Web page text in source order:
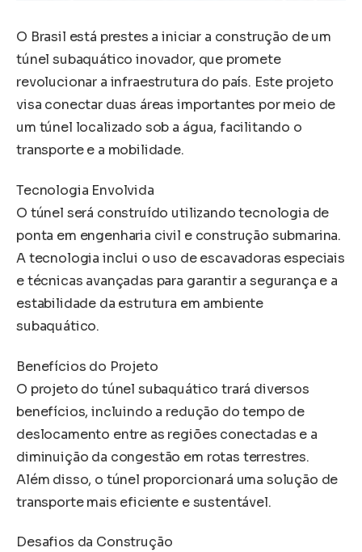
O Brasil está prestes a iniciar a construção de um
túnel subaquático inovador, que promete
revolucionar a infraestrutura do país. Este projeto
visa conectar duas áreas importantes por meio de
um túnel localizado sob a água, facilitando o
transporte e a mobilidade.
Tecnologia Envolvida
O túnel será construído utilizando tecnologia de
ponta em engenharia civil e construção submarina.
A tecnologia inclui o uso de escavadoras especiais
e técnicas avançadas para garantir a segurança e a
estabilidade da estrutura em ambiente
subaquático.
Benefícios do Projeto
O projeto do túnel subaquático trará diversos
benefícios, incluindo a redução do tempo de
deslocamento entre as regiões conectadas e a
diminuição da congestão em rotas terrestres.
Além disso, o túnel proporcionará uma solução de
transporte mais eficiente e sustentável.
Desafios da Construção